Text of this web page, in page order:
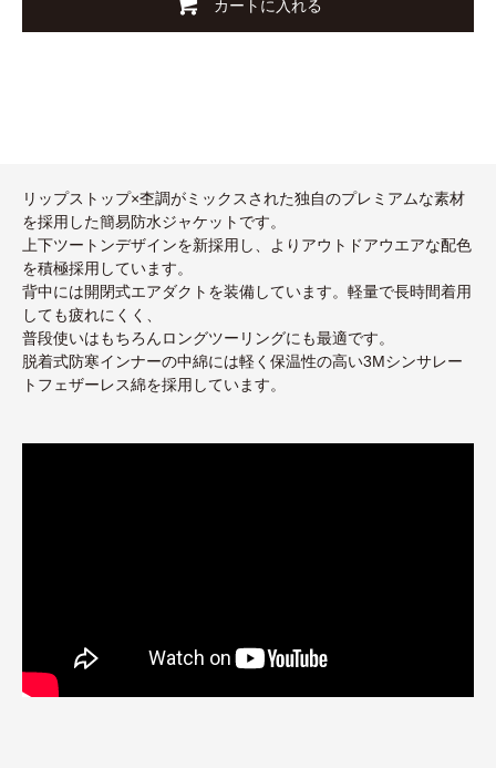
リップストップ×杢調がミックスされた独自のプレミアムな素材
を採用した簡易防水ジャケットです。
上下ツートンデザインを新採用し、よりアウトドアウエアな配色
を積極採用しています。
背中には開閉式エアダクトを装備しています。軽量で長時間着用
しても疲れにくく、
普段使いはもちろんロングツーリングにも最適です。
脱着式防寒インナーの中綿には軽く保温性の高い3Mシンサレー
トフェザーレス綿を採用しています。